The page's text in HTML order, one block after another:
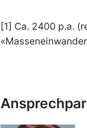
[1] Ca. 2400 p.a.